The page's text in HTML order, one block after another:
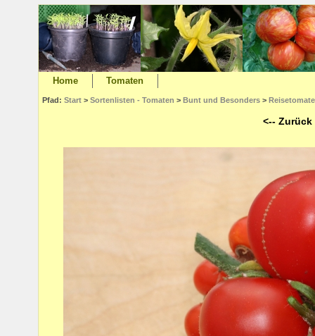
Pfad:Start >Sortenlisten - Tomaten >Bunt und Besonders >Reisetomate
<--
Home Tomaten